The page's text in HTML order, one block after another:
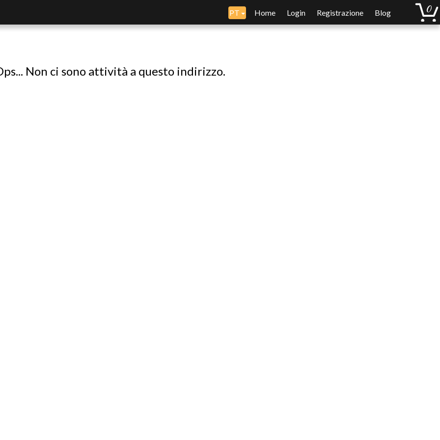
PT Home Login Registrazione Blog
Non ci sono attività a questo indirizzo.